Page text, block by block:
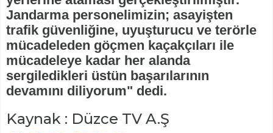
Jandarma personelimizin; asayişten
trafik güvenliğine, uyuşturucu ve terörle
mücadeleden göçmen kaçakçıları ile
mücadeleye kadar her alanda
sergiledikleri üstün başarılarının
devamını diliyorum" dedi.
Kaynak : Düzce TV A.Ş